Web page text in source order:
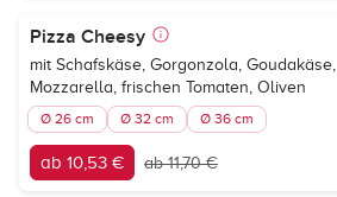
Pizza Cheesy
mit Schafskäse, Gorgonzola, Goudakäse,
Mozzarella, frischen Tomaten, Oliven
Ø 26 cm Ø 32 cm Ø 36 cm
ab 10,53 € ab 11,70 €